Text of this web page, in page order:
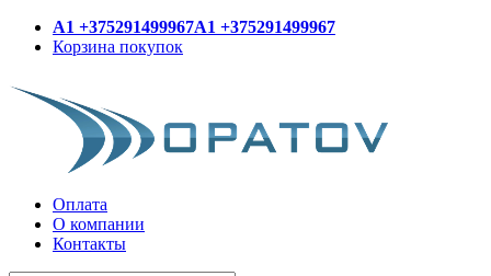
A1 +375291499967A1 +375291499967
Корзина покупок
Оплата
О компании
Контакты